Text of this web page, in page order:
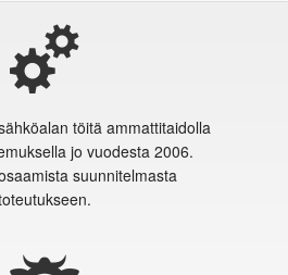
töitä ammattitaidolla
jo vuodesta 2006.
suunnitelmasta